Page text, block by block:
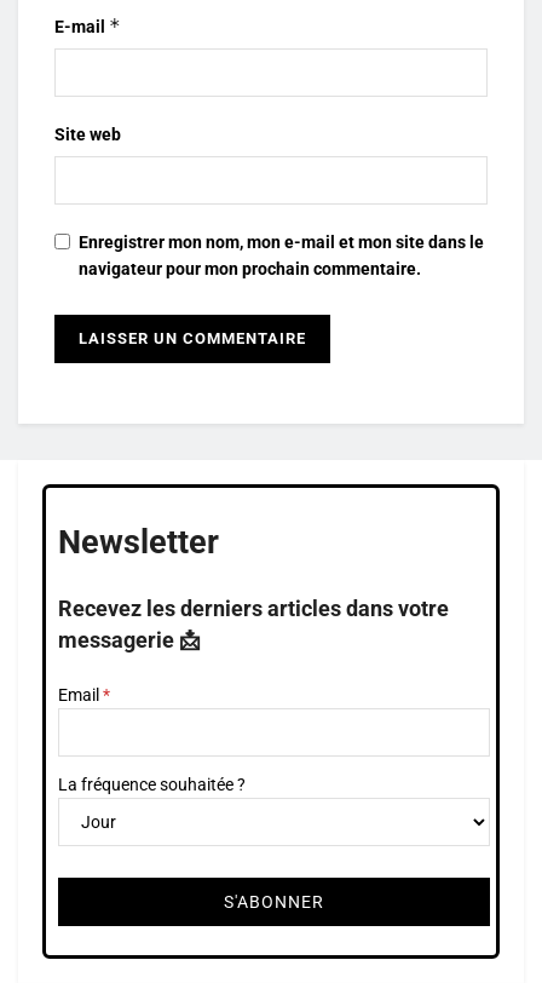
E-mail *
Site web
Enregistrer mon nom, mon e-mail et mon site dans le
navigateur pour mon prochain commentaire.
Newsletter
Recevez les derniers articles dans votre
messagerie 📩
Email
La fréquence souhaitée ?